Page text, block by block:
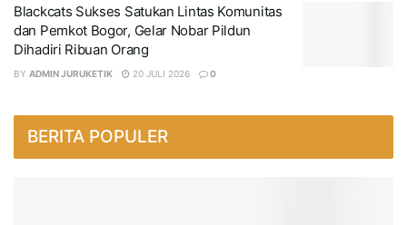
Blackcats Sukses Satukan Lintas Komunitas
dan Pemkot Bogor, Gelar Nobar Pildun
Dihadiri Ribuan Orang
BY ADMIN JURUKETIK 20 JULI 2026 0
BERITA POPULER